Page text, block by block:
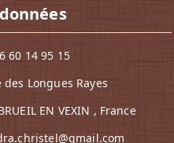
60 14 95 15
des Longues Rayes
EN VEXIN , France